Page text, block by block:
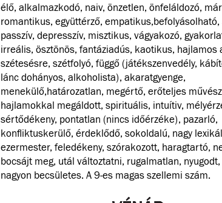
élő, alkalmazkodó, naiv, önzetlen, önfeláldozó,
romantikus, együttérző,
passzív, depresszív, misztikus, vágyakozó,
irreális, ösztönös, fantáziadús, kaotikus, hajlamos
szétesésre, szétfolyó, függő (játékszenvedély,
lánc dohányos, alkoholista), akaratgyenge,
menekülő,határozatlan, megértő, erőteljes
hajlamokkal megáldott, spirituális, intuítiv,
sértődékeny, pontatlan (nincs időérzéke), pazarló,
konfliktuskerülő, érdeklődő, sokoldalú, nagy
ezermester, feledékeny, szórakozott, haragtartó,
bocsájt meg, utál változtatni, rugalmatlan,
nagyon becsületes. A 9-es magas szellemi szám.